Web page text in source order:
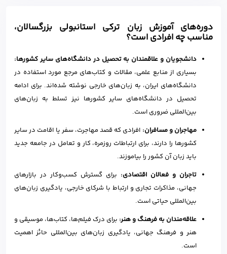
دوره‌های آموزش زبان ترکی استانبولی بزرگسالان،
مناسب چه افرادی است؟
دانشجویان و علاقمندان به تحصیل در دانشگاه‌های سایر کشورها:
بسیاری از منابع علمی، مقالات و کتاب‌های مرجع مورد استفاده در
دانشگاه‌های ایران، به زبان‌های خارجی نوشته شده‌اند. برای ادامه
تحصیل در دانشگاه‌های سایر کشورها نیز تسلط به زبان‌های
بین‌المللی ضروری است.
مهاجران و مسافران: افرادی که قصد مهاجرت، سفر یا اقامت در سایر
کشورها را دارند، برای ارتباطات روزمره، کار و تعامل در جامعه جدید
باید زبان آن کشور را بیاموزند.
تاجران و فعالان اقتصادی: برای گسترش کسب‌وکار در بازارهای
جهانی، مذاکرات تجاری و ارتباط با شرکای خارجی، یادگیری زبان‌های
بین‌المللی حیاتی است.
علاقه‌مندان به فرهنگ و هنر: برای درک فیلم‌ها، کتاب‌ها، موسیقی و
هنر و فرهنگ جهانی، یادگیری زبان‌های بین‌المللی حائز اهمیت
است.